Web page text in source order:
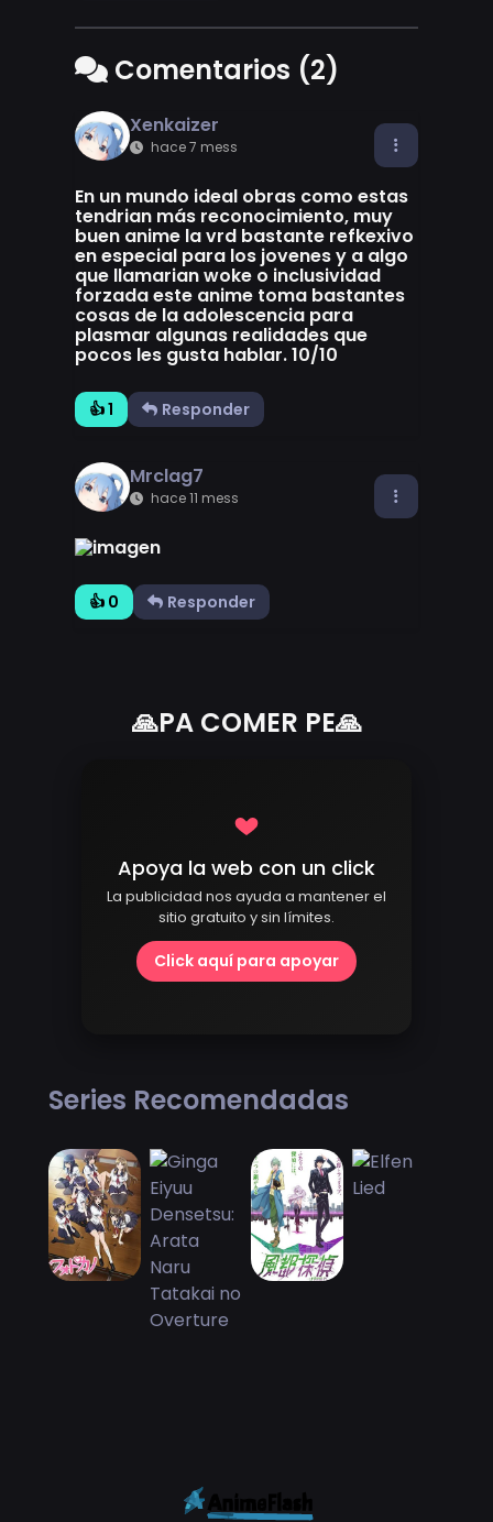
Comentarios (2)
Xenkaizer
hace 7 mess
En un mundo ideal obras como estas
tendrian más reconocimiento, muy
buen anime la vrd bastante refkexivo
en especial para los jovenes y a algo
que llamarian woke o inclusividad
forzada este anime toma bastantes
cosas de la adolescencia para
plasmar algunas realidades que
pocos les gusta hablar. 10/10
👍 1 Responder
Mrclag7
hace 11 mess
👍 0 Responder
🙏PA COMER PE🙏
Apoya la web con un click
La publicidad nos ayuda a mantener el
sitio gratuito y sin límites.
Click aquí para apoyar
Series Recomendadas